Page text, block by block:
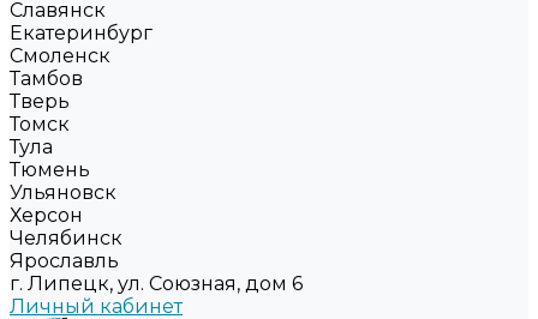
Славянск
Екатеринбург
Смоленск
Тамбов
Тверь
Томск
Тула
Тюмень
Ульяновск
Херсон
Челябинск
Ярославль
г. Липецк, ул. Союзная, дом 6
Личный кабинет